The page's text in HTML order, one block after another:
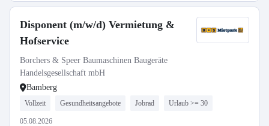
Disponent (m/w/d) Vermietung &
Hofservice
Borchers & Speer Baumaschinen Baugeräte
Handelsgesellschaft mbH
Bamberg
Vollzeit Gesundheitsangebote Jobrad Urlaub >= 30
05.08.2026